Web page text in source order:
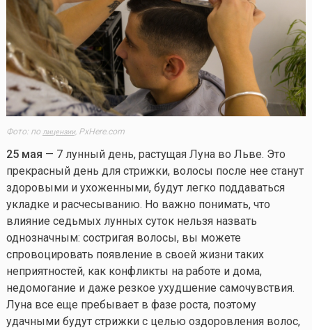
Фото: по лицензии,PxHere.com
25 мая — 7 лунный день, растущая Луна во Льве. Это
прекрасный день для стрижки, волосы после нее станут
здоровыми и ухоженными, будут легко поддаваться
укладке и расчесыванию. Но важно понимать, что
влияние седьмых лунных суток нельзя назвать
однозначным: состригая волосы, вы можете
спровоцировать появление в своей жизни таких
неприятностей, как конфликты на работе и дома,
недомогание и даже резкое ухудшение самочувствия.
Луна все еще пребывает в фазе роста, поэтому
удачными будут стрижки с целью оздоровления волос,